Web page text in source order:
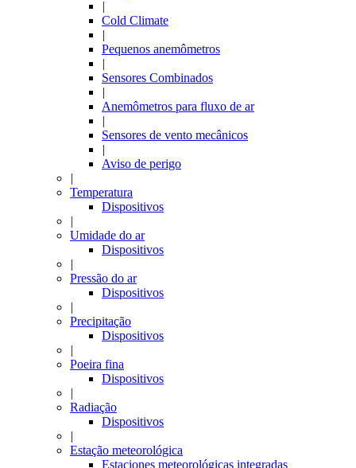
|
Cold Climate
|
Pequenos anemômetros
|
Sensores Combinados
|
Anemômetros para fluxo de ar
|
Sensores de vento mecânicos
|
Aviso de perigo
|
Temperatura
Dispositivos
|
Umidade do ar
Dispositivos
|
Pressão do ar
Dispositivos
|
Precipitação
Dispositivos
|
Poeira fina
Dispositivos
|
Radiação
Dispositivos
|
Estação meteorológica
Estaciones meteorológicas integradas